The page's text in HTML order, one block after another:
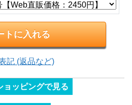
記 (返品など)
ョッピングで見る